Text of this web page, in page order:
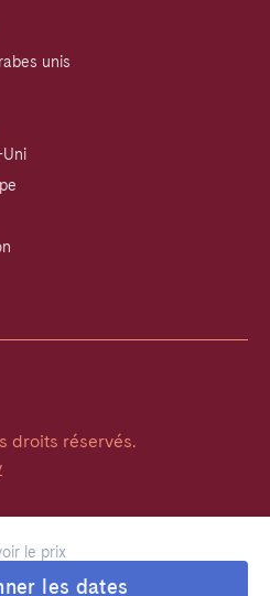
le prix
les dates
unis
Uni
droits réservés.